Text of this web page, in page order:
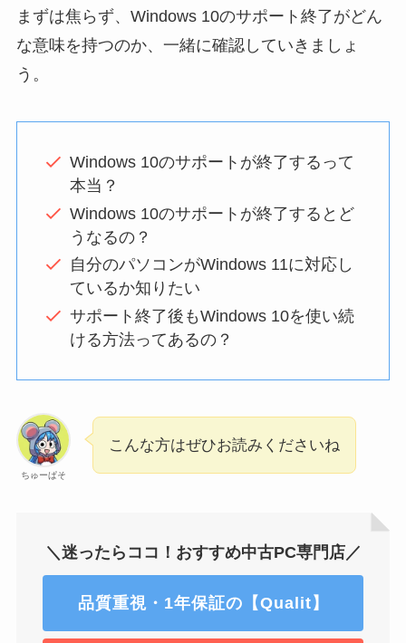
まずは焦らず、Windows 10のサポート終了がどん
な意味を持つのか、一緒に確認していきましょ
う。
Windows 10のサポートが終了するって
本当？
Windows 10のサポートが終了するとど
うなるの？
自分のパソコンがWindows 11に対応し
ているか知りたい
サポート終了後もWindows 10を使い続
ける方法ってあるの？
ちゅーぱそ
こんな方はぜひお読みくださいね
＼迷ったらココ！おすすめ中古PC専門店／
品質重視・1年保証の【Qualit】